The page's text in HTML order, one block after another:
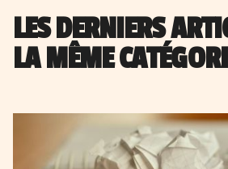
LES DERNIERS
LA MÊME